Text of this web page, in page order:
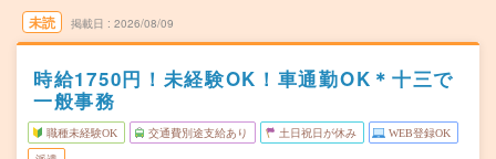
未読 掲載日 2026/08/09
時給1750円！未経験OK！車通勤OK＊十三で
一般事務
職種未経験OK 交通費別途支給あり 土日祝日が休み WEB登録OK